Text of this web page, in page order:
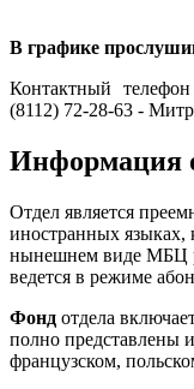
В графике
Контактный
(8112) 72-28-63 -
Информация
Отдел является
иностранных языках,
нынешнем виде МБЦ
ведется в режиме
Фонд отдела
полно представлены
французском,